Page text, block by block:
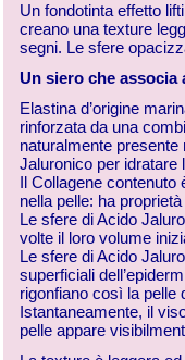
Un fondotinta effetto
creano una texture
segni. Le sfere
Un siero che
Elastina d’origine
rinforzata da una
naturalmente
Jaluronico per idratare
Il Collagene contenuto
nella pelle: ha
Le sfere di Acido
volte il loro volume
Le sfere di Acido
superficiali
rigonfiano così la pelle
Istantaneamente, il
pelle appare